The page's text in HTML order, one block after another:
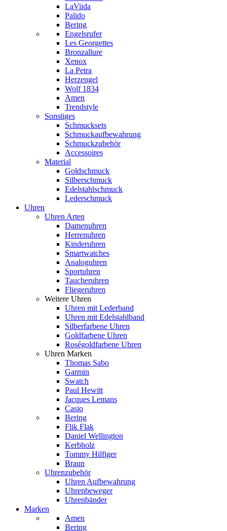
LaViida
Palido
Bering
Engelsrufer
Les Georgettes
Bronzallure
Xenox
La Petra
Herzengel
Wolf 1834
Amen
Trendstyle
Sonstiges
Schmucksets
Schmuckaufbewahrung
Schmuckzubehör
Accessoires
Material
Goldschmuck
Silberschmuck
Edelstahlschmuck
Lederschmuck
Uhren
Uhren Arten
Damenuhren
Herrenuhren
Kinderuhren
Smartwatches
Analoguhren
Sportuhren
Taucheruhren
Fliegeruhren
Weitere Uhren
Uhren mit Lederband
Uhren mit Edelstahlband
Silberfarbene Uhren
Goldfarbene Uhren
Roségoldfarbene Uhren
Uhren Marken
Thomas Sabo
Garmin
Swatch
Paul Hewitt
Jacques Lemans
Casio
Bering
Flik Flak
Daniel Wellington
Kerbholz
Tommy Hilfiger
Braun
Uhrenzubehör
Uhren Aufbewahrung
Uhrenbeweger
Uhrenbänder
Marken
Amen
Bering